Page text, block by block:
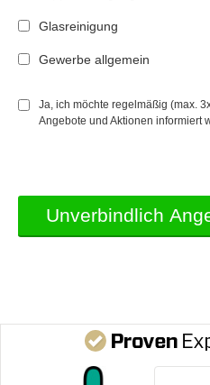
Glasreinigung
Gewerbe allgemein
Ja, ich möchte regelmäßig (max.
Angebote und Aktionen informiert